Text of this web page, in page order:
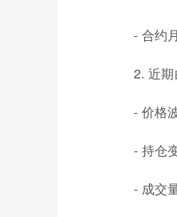
- 合约
2. 近
- 价格
- 持仓
- 成交